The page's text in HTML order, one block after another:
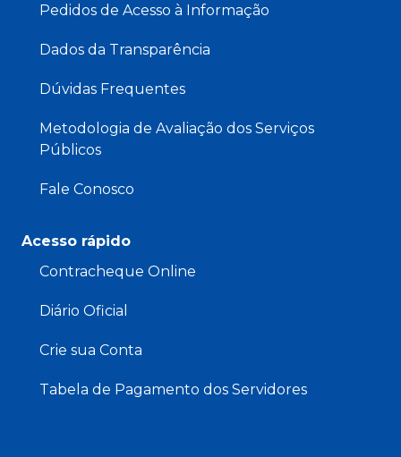
Pedidos de Acesso à Informação
Dados da Transparência
Dúvidas Frequentes
Metodologia de Avaliação dos Serviços
Públicos
Fale Conosco
Acesso rápido
Contracheque Online
Diário Oficial
Crie sua Conta
Tabela de Pagamento dos Servidores